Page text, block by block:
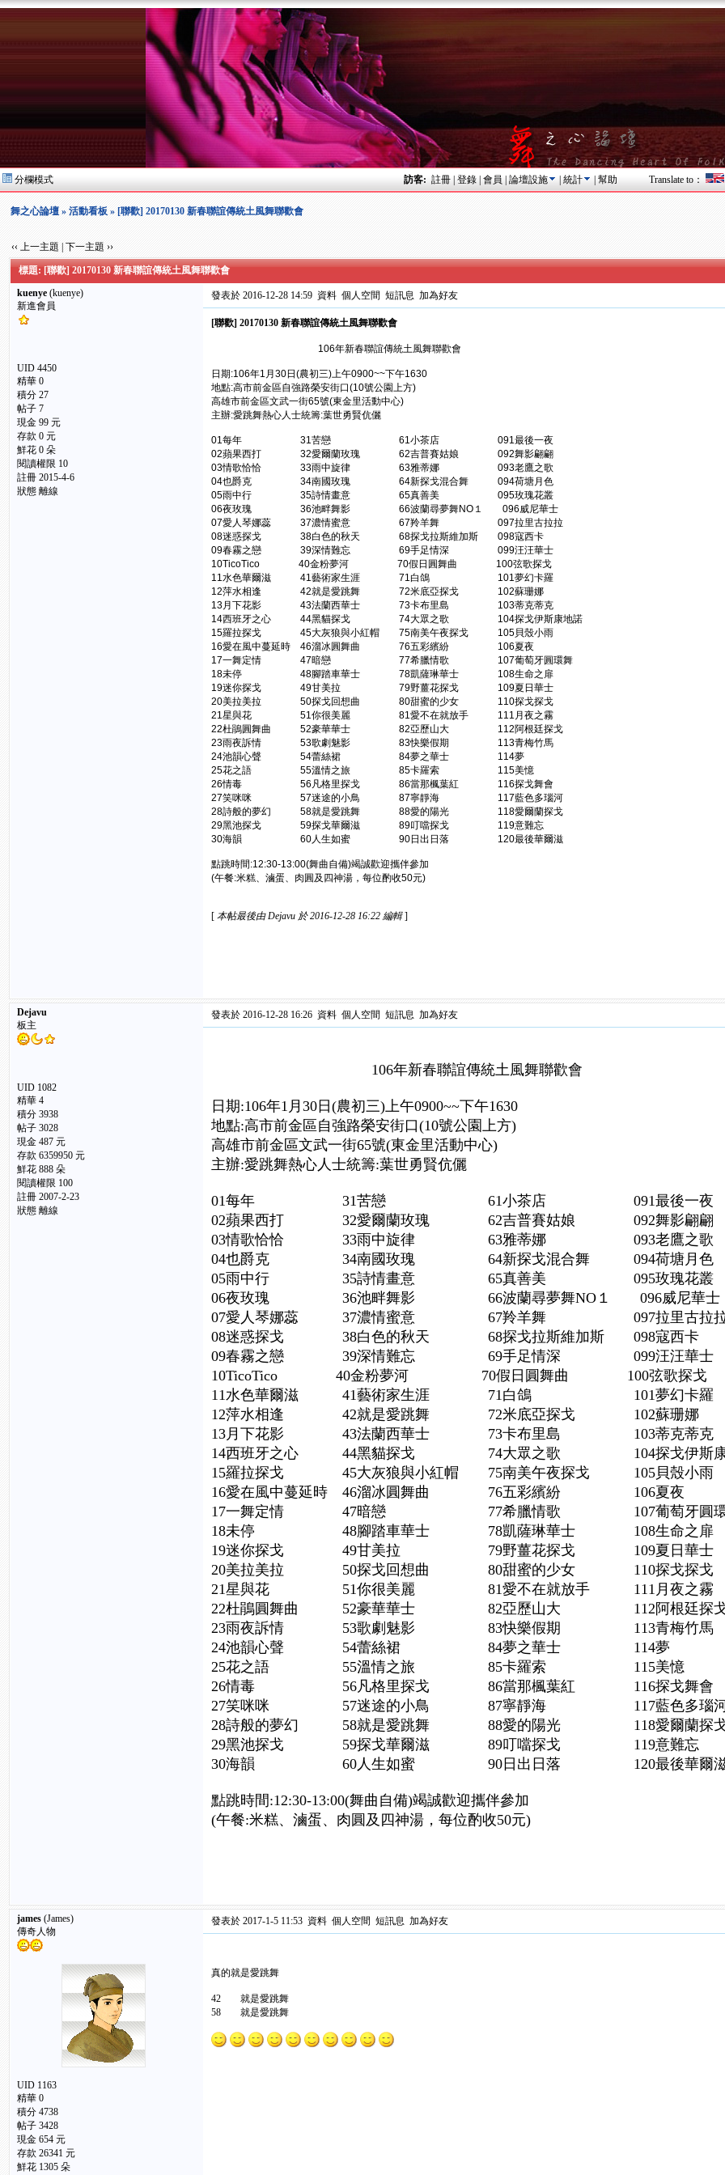
分欄模式 訪客: 註冊| 登錄| 會員 論壇設施 統計 幫助 Translate to：
舞之心論壇 »活動看板 » [聯歡] 20170130 新春聯誼傳統土風舞聯歡會
‹‹ 上一主題 下一主題 ››
標題: [聯歡] 20170130 新春聯誼傳統土風舞聯歡會
kuenye (kuenye)
新進會員
UID 4450
精華 0
積分 27
帖子 7
現金 99 元
存款 0 元
鮮花 0 朵
閱讀權限 10
註冊 2015-4-6
狀態 離線
發表於 2016-12-28 14:59 資料 個人空間 短訊息 加為好友
[聯歡] 20170130 新春聯誼傳統土風舞聯歡會
106年新春聯誼傳統土風舞聯歡會
日期:106年1月30日(農初三)上午0900~~下午1630
地點:高市前金區自強路榮安街口(10號公園上方)
高雄市前金區文武一街65號(東金里活動中心)
主辦:愛跳舞熱心人士統籌:葉世勇賢伉儷
01每年 31苦戀 61小茶店 091最後一夜
02蘋果西打 32愛爾蘭玫瑰 62吉普賽姑娘 092舞影翩翩
03情歌恰恰 33雨中旋律 63雅蒂娜 093老鷹之歌
04也爵克 34南國玫瑰 64新探戈混合舞 094荷塘月色
05雨中行 35詩情畫意 65真善美 095玫瑰花叢
06夜玫瑰 36池畔舞影 66波蘭尋夢舞NO１ 096威尼華士
07愛人琴娜蕊 37濃情蜜意 67羚羊舞 097拉里古拉拉
08迷惑探戈 38白色的秋天 68探戈拉斯維加斯 098寇西卡
09春霧之戀 39深情難忘 69手足情深 099汪汪華士
10TicoTico 40金粉夢河 70假日圓舞曲 100弦歌探戈
11水色華爾滋 41藝術家生涯 71白鴿 101夢幻卡羅
12萍水相逢 42就是愛跳舞 72米底亞探戈 102蘇珊娜
13月下花影 43法蘭西華士 73卡布里島 103蒂克蒂克
14西班牙之心 44黑貓探戈 74大眾之歌 104探戈伊斯康地諾
15羅拉探戈 45大灰狼與小紅帽 75南美午夜探戈 105貝殼小雨
16愛在風中蔓延時 46溜冰圓舞曲 76五彩繽紛 106夏夜
17一舞定情 47暗戀 77希臘情歌 107葡萄牙圓環舞
18未停 48腳踏車華士 78凱薩琳華士 108生命之扉
19迷你探戈 49甘美拉 79野薑花探戈 109夏日華士
20美拉美拉 50探戈回想曲 80甜蜜的少女 110探戈探戈
21星與花 51你很美麗 81愛不在就放手 111月夜之霧
22杜鵑圓舞曲 52豪華華士 82亞歷山大 112阿根廷探戈
23雨夜訴情 53歌劇魅影 83快樂假期 113青梅竹馬
24池韻心聲 54蕾絲裙 84夢之華士 114夢
25花之語 55溫情之旅 85卡羅索 115美憶
26情毒 56凡格里探戈 86當那楓葉紅 116探戈舞會
27笑咪咪 57迷途的小鳥 87寧靜海 117藍色多瑙河
28詩般的夢幻 58就是愛跳舞 88愛的陽光 118愛爾蘭探戈
29黑池探戈 59探戈華爾滋 89叮噹探戈 119意難忘
30海韻 60人生如蜜 90日出日落 120最後華爾滋
點跳時間:12:30-13:00(舞曲自備)竭誠歡迎攜伴參加
(午餐:米糕、滷蛋、肉圓及四神湯，每位酌收50元)
[ 本帖最後由 Dejavu 於 2016-12-28 16:22 編輯]
Dejavu
板主
UID 1082
精華4
積分 3938
帖子 3028
現金 487 元
存款 6359950 元
鮮花 888 朵
閱讀權限 100
註冊 2007-2-23
狀態 離線
發表於 2016-12-28 16:26 資料 個人空間 短訊息 加為好友
106年新春聯誼傳統土風舞聯歡會
日期:106年1月30日(農初三)上午0900~~下午1630
地點:高市前金區自強路榮安街口(10號公園上方)
高雄市前金區文武一街65號(東金里活動中心)
主辦:愛跳舞熱心人士統籌:葉世勇賢伉儷
01每年 31苦戀 61小茶店 091最後一夜
02蘋果西打 32愛爾蘭玫瑰 62吉普賽姑娘 092舞影翩翩
03情歌恰恰 33雨中旋律 63雅蒂娜 093老鷹之歌
04也爵克 34南國玫瑰 64新探戈混合舞 094荷塘月色
05雨中行 35詩情畫意 65真善美 095玫瑰花叢
06夜玫瑰 36池畔舞影 66波蘭尋夢舞NO１ 096威尼華士
07愛人琴娜蕊 37濃情蜜意 67羚羊舞 097拉里古拉
08迷惑探戈 38白色的秋天 68探戈拉斯維加斯 098寇西卡
09春霧之戀 39深情難忘 69手足情深 099汪汪華士
10TicoTico 40金粉夢河 70假日圓舞曲 100弦歌探戈
11水色華爾滋 41藝術家生涯 71白鴿 101夢幻卡羅
12萍水相逢 42就是愛跳舞 72米底亞探戈 102蘇珊娜
13月下花影 43法蘭西華士 73卡布里島 103蒂克蒂克
14西班牙之心 44黑貓探戈 74大眾之歌 104探戈伊斯康
15羅拉探戈 45大灰狼與小紅帽 75南美午夜探戈 105貝殼小雨
16愛在風中蔓延時 46溜冰圓舞曲 76五彩繽紛 106夏夜
17一舞定情 47暗戀 77希臘情歌 107葡萄牙圓環
18未停 48腳踏車華士 78凱薩琳華士 108生命之扉
19迷你探戈 49甘美拉 79野薑花探戈 109夏日華士
20美拉美拉 50探戈回想曲 80甜蜜的少女 110探戈探戈
21星與花 51你很美麗 81愛不在就放手 111月夜之霧
22杜鵑圓舞曲 52豪華華士 82亞歷山大 112阿根廷探
23雨夜訴情 53歌劇魅影 83快樂假期 113青梅竹馬
24池韻心聲 54蕾絲裙 84夢之華士 114夢
25花之語 55溫情之旅 85卡羅索 115美憶
26情毒 56凡格里探戈 86當那楓葉紅 116探戈舞會
27笑咪咪 57迷途的小鳥 87寧靜海 117藍色多瑙
28詩般的夢幻 58就是愛跳舞 88愛的陽光 118愛爾蘭探
29黑池探戈 59探戈華爾滋 89叮噹探戈 119意難忘
30海韻 60人生如蜜 90日出日落 120最後華爾
點跳時間:12:30-13:00(舞曲自備)竭誠歡迎攜伴參加
(午餐:米糕、滷蛋、肉圓及四神湯，每位酌收50元)
james (James)
傳奇人物
UID 1163
精華 0
積分 4738
帖子 3428
現金 654 元
存款 26341 元
鮮花 1305 朵
發表於 2017-1-5 11:53 資料 個人空間 短訊息 加為好友
真的就是愛跳舞
42 就是愛跳舞
58 就是愛跳舞